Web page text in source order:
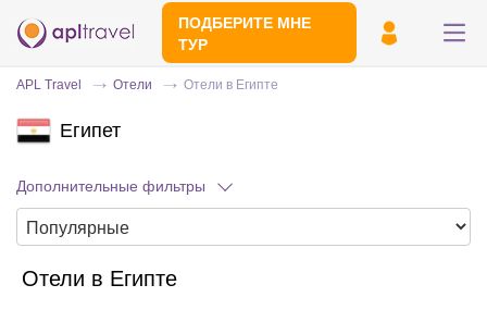
ПОДБЕРИТЕ МНЕ
ТУР
APL Travel Отели Отели в Египте
Египет
Дополнительные фильтры
Отели в Египте